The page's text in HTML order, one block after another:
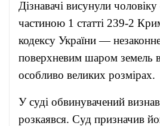
Дізнавачі висунули
частиною 1 статті 239-2
кодексу України —
поверхневим шаром земель
особливо великих розмірах.
У суді обвинувачений
розкаявся. Суд призначив